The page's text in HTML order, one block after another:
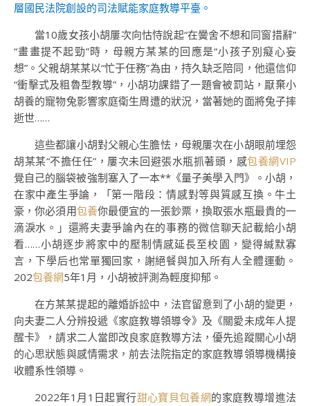
層國民法院創設的司法賦能家庭教導平臺。
當10歲女孩小胡屢次向怙恃說起“在黌舍不想和同窗措辭”
“畫畫提不起勁”時，母親方某某的回應是“小孩子別癡心妄
想”。父親胡某某以“忙于任務”為由，持久缺乏陪同，他還信仰
“衝擊式及粗魯型教導”，小胡功課錯了一題會被罰站，厭棄小
胡養的寵物兔影響家庭衛生周遭的狀況，當著她的面將兔子摔
逝世……
這些都讓小胡對父親心生膽怯，母親屢次在小胡眼前埋怨
胡某某“不擔任任”，屢次未回避張水瓶抓著頭，感包養網VIP
覺自己的腦袋被強制塞入了一本**《量子美學入門》。小胡，
在家中產生爭論，「第一階段：情感對等與質感互換。牛土
豪，你必須用包養你最便宜的一張鈔票，換取張水瓶最貴的一
滴淚水。」還將夫妻爭論內在的事務的微信聊天記載給小胡
看……小胡逐步將家中的壓制情感延長至校園，變得緘默寡
言，下學后也常單獨回家，謝絕餐與加入所有人全體運動。
202包養網5年1月，小胡被評測為輕度抑郁。
在方某某提起的離婚訴訟中，法官留意到了小胡的變更，
向夫妻二人分辨投遞《家庭教導領導令》及《關愛未成年人提
醒卡》，請求二人當即改良家庭教導方法，優先追蹤關心小胡
的心思狀態與感情需求，前去法院指定的家庭教導領導機構接
收體系性領導。
2022年1月1日起實行甜心寶貝包養網的家庭教導增進法